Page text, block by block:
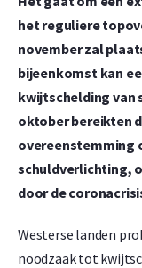
het reguliere
november zal
bijeenkomst kan
kwijtschelding van
oktober bereikten
overeenstemming
schuldverlichting,
door de
Westerse landen
noodzaak tot